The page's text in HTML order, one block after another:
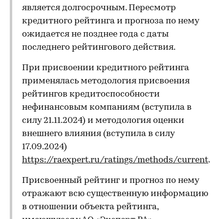
является долгосрочным. Пересмотр
кредитного рейтинга и прогноза по нему
ожидается не позднее года с даты
последнего рейтингового действия.
При присвоении кредитного рейтинга
применялась методология присвоения
рейтингов кредитоспособности
нефинансовым компаниям (вступила в
силу 21.11.2024) и методология оценки
внешнего влияния (вступила в силу
17.09.2024)
https://raexpert.ru/ratings/methods/current.
Присвоенный рейтинг и прогноз по нему
отражают всю существенную информацию
в отношении объекта рейтинга,